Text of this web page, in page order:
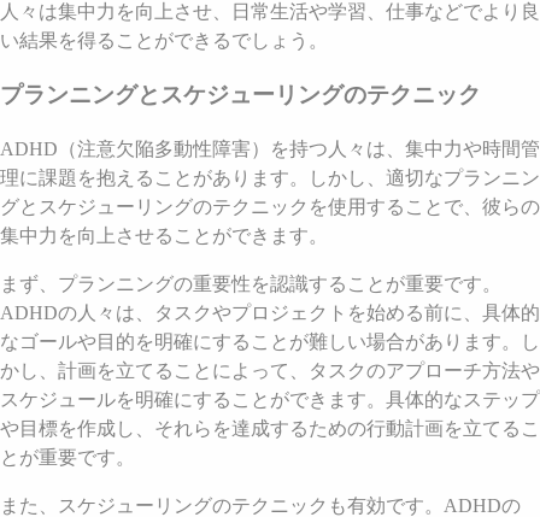
人々は集中力を向上させ、日常生活や学習、仕事などでより良
い結果を得ることができるでしょう。
プランニングとスケジューリングのテクニック
ADHD（注意欠陥多動性障害）を持つ人々は、集中力や時間管
理に課題を抱えることがあります。しかし、適切なプランニン
グとスケジューリングのテクニックを使用することで、彼らの
集中力を向上させることができます。
まず、プランニングの重要性を認識することが重要です。
ADHDの人々は、タスクやプロジェクトを始める前に、具体的
なゴールや目的を明確にすることが難しい場合があります。し
かし、計画を立てることによって、タスクのアプローチ方法や
スケジュールを明確にすることができます。具体的なステップ
や目標を作成し、それらを達成するための行動計画を立てるこ
とが重要です。
また、スケジューリングのテクニックも有効です。ADHDの